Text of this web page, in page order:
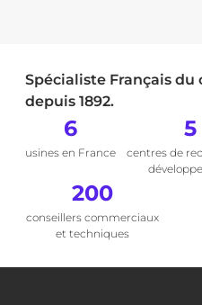
Spécialiste Français
depuis 1892.
6
usines en France
5
centres de
200
conseillers commerciaux
et techniques